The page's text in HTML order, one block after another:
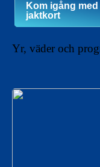
Kom igång
jaktkort
Yr, väder och